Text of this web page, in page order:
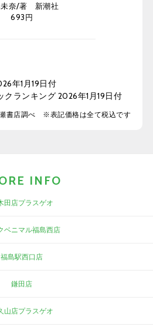
未奈/著 新潮社
693円
年1月19日付
クランキング 2026年1月19日付
書店調べ ※表記価格は全て税込です
INFO
田店プラスゲオ
ベニマル福島西店
福島駅西口店
鎌田店
山店プラスゲオ